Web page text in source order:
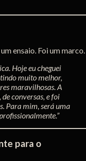
ensaio. Foi um marco.
Hoje eu cheguei
muito melhor,
maravilhosas. A
conversas, e foi
Para mim, será uma
para o